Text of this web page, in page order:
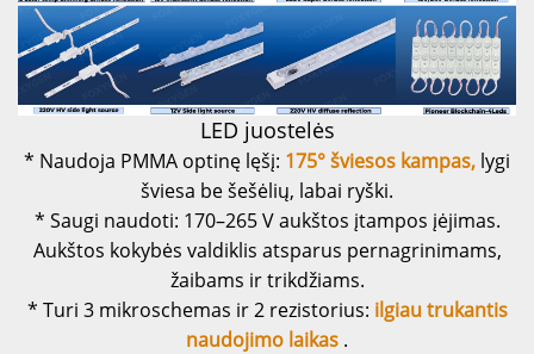
LED juostelės
* Naudoja PMMA optinę lęšį: 175° šviesos kampas, lygi
šviesa be šešėlių, labai ryški.
* Saugi naudoti: 170–265 V aukštos įtampos įėjimas.
Aukštos kokybės valdiklis atsparus pernagrinimams,
žaibams ir trikdžiams.
* Turi 3 mikroschemas ir 2 rezistorius: ilgiau trukantis
naudojimo laikas .